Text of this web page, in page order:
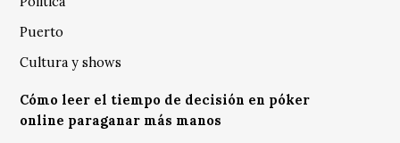
Puerto
Cultura y shows
Cómo leer el tiempo de decisión en póker
online paraganar más manos